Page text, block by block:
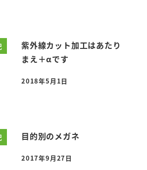
紫外線カット加工はあたり
まえ＋αです
投稿日
2018年5月1日
目的別のメガネ
投稿日
2017年9月27日